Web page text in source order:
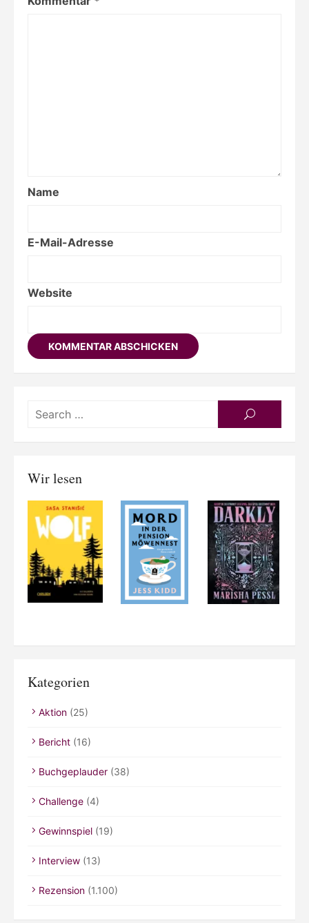
Name
E-Mail-Adresse
Website
SEARCH
Wir lesen
Kategorien
Aktion (25)
Bericht (16)
Buchgeplauder (38)
Challenge (4)
Gewinnspiel (19)
Interview (13)
Rezension (1.100)